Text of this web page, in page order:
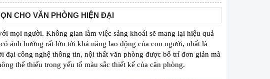
CHO VĂN PHÒNG HIỆN ĐẠI
mọi người. Không gian làm việc sảng khoái sẽ mang lại hiệu quả
ảnh hưởng rất lớn tới khả năng lao động của con người, nhất là
đại công nghệ thông tin, nội thất văn phòng được bố trí đơn giản mà
thể thiếu trong yếu tố màu sắc thiết kế của căn phòng.